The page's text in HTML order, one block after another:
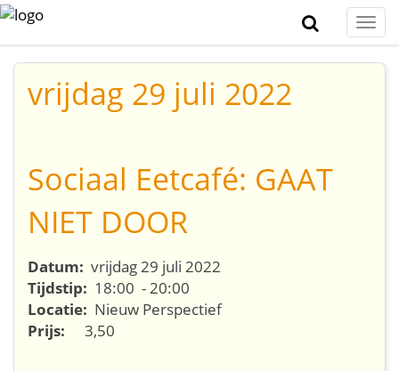
vrijdag 29 juli 2022
Sociaal Eetcafé: GAAT
NIET DOOR
Datum: vrijdag 29 juli 2022
Tijdstip: 18:00 - 20:00
Locatie: Nieuw Perspectief
Prijs:
3,50